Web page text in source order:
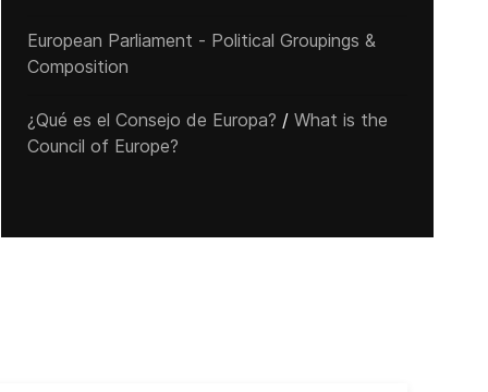
European Parliament - Political Groupings &
Composition
¿Qué es el Consejo de Europa? / What is the
Council of Europe?